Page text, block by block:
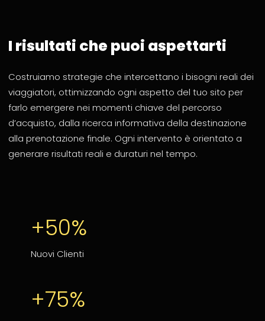
I risultati che puoi aspettarti
Costruiamo strategie che intercettano i bisogni reali dei
viaggiatori, ottimizzando ogni aspetto del tuo sito per
farlo emergere nei momenti chiave del percorso
d’acquisto, dalla ricerca informativa della destinazione
alla prenotazione finale. Ogni intervento è orientato a
generare risultati reali e duraturi nel tempo.
+50%
Nuovi Clienti
+75%